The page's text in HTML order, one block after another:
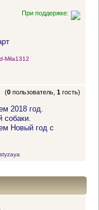
При поддержке:
Mila1312
(0 пользователь,1 гость)
2018 год.
собаки.
Новый год с